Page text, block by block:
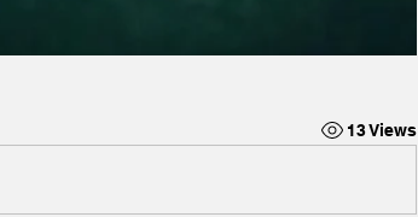
13 Views